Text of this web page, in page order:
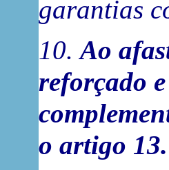
garantias
10.Ao
reforçado
o artigo